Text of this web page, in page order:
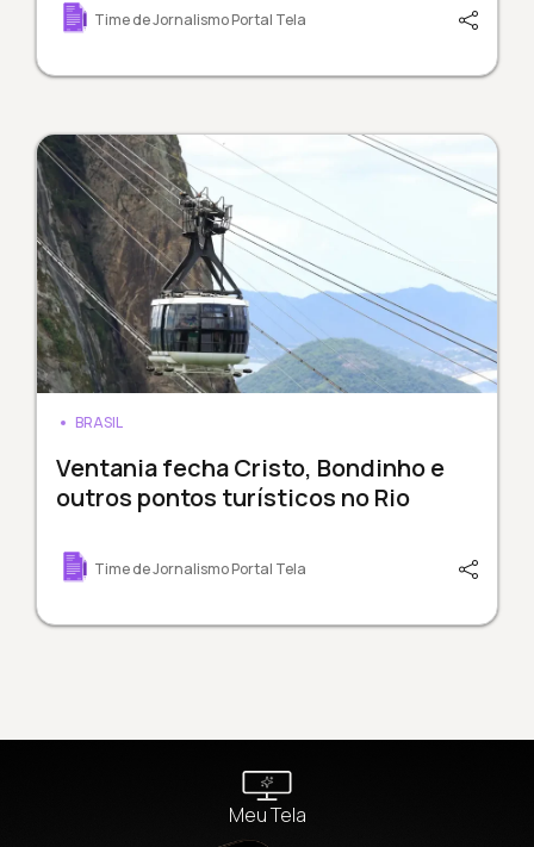
Time de Jornalismo Portal Tela
BRASIL
Ventania fecha Cristo, Bondinho e
outros pontos turísticos no Rio
Time de Jornalismo Portal Tela
Meu Tela